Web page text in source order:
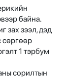
байна.
зах зээл, дэд
сөргөөр
1 тэрбум
сорилтын